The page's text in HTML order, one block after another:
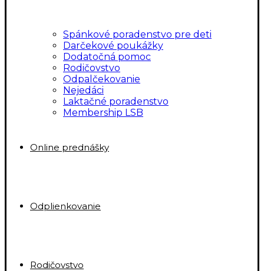
Spánkové poradenstvo pre deti
Darčekové poukážky
Dodatočná pomoc
Rodičovstvo
Odpalčekovanie
Nejedáci
Laktačné poradenstvo
Membership LSB
Online prednášky
Odplienkovanie
Rodičovstvo